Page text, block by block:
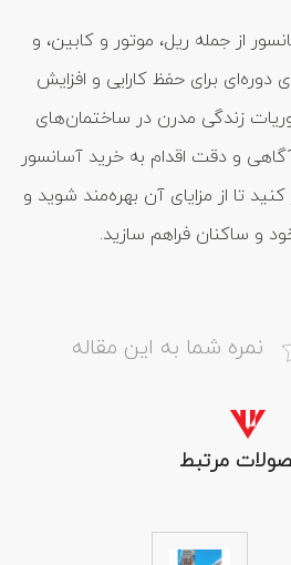
از جمله ریل، موتور و کابین، و
برای حفظ کارایی و افزایش
زندگی مدرن در ساختمان‌های
و دقت اقدام به خرید آسانسور
تا از مزایای آن بهره‌مند شوید و
و ساکنان فراهم سازید.
نمره شما به این مقاله
مرتبط